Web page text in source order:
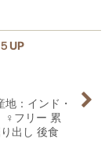
UP
：インド・
♀フリー 累
出し 後食